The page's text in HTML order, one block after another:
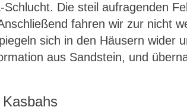
Die steil aufragenden
fahren wir zur nicht
sich in den Häusern wider
aus Sandstein, und